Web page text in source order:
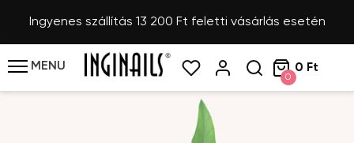
Ingyenes szállítás 13 200 Ft feletti vásárlás esetén
MENU
0
0 Ft